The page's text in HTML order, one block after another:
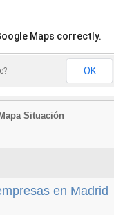
Maps correctly.
OK
Situación
en Madrid